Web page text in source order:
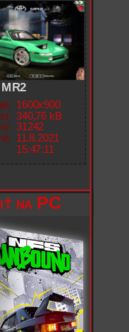
MR2
1600x900
340,76 kB
31242
11.8.2021
15:47:11
na PC